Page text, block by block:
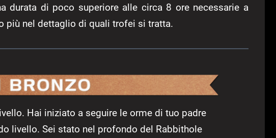
durata di poco superiore alle circa 8 ore necessarie a
più nel dettaglio di quali trofei si tratta.
Hai iniziato a seguire le orme di tuo padre
livello. Sei stato nel profondo del Rabbithole